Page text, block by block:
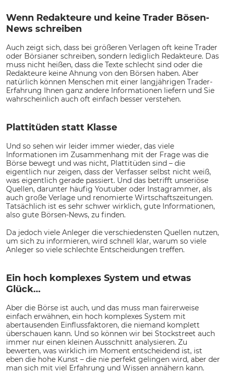
Wenn Redakteure und keine Trader Bösen-
News schreiben
Auch zeigt sich, dass bei größeren Verlagen oft keine Trader
oder Börsianer schreiben, sondern lediglich Redakteure. Das
muss nicht heißen, dass die Texte schlecht sind oder die
Redakteure keine Ahnung von den Börsen haben. Aber
natürlich können Menschen mit einer langjährigen Trader-
Erfahrung Ihnen ganz andere Informationen liefern und Sie
wahrscheinlich auch oft einfach besser verstehen.
Plattitüden statt Klasse
Und so sehen wir leider immer wieder, das viele
Informationen im Zusammenhang mit der Frage was die
Börse bewegt und was nicht, Plattitüden sind – die
eigentlich nur zeigen, dass der Verfasser selbst nicht weiß,
was eigentlich gerade passiert. Und das betrifft unseriöse
Quellen, darunter häufig Youtuber oder Instagrammer, als
auch große Verlage und renomierte Wirtschaftszeitungen.
Tatsächlich ist es sehr schwer wirklich, gute Informationen,
also gute Börsen-News, zu finden.
Da jedoch viele Anleger die verschiedensten Quellen nutzen,
um sich zu informieren, wird schnell klar, warum so viele
Anleger so viele schlechte Entscheidungen treffen.
Ein hoch komplexes System und etwas
Glück…
Aber die Börse ist auch, und das muss man fairerweise
einfach erwähnen, ein hoch komplexes System mit
abertausenden Einflussfaktoren, die niemand komplett
überschauen kann. Und so können wir bei Stockstreet auch
immer nur einen kleinen Ausschnitt analysieren. Zu
bewerten, was wirklich im Moment entscheidend ist, ist
eben die hohe Kunst – die nie perfekt gelingen wird, aber der
man sich mit viel Erfahrung und Wissen annähern kann.